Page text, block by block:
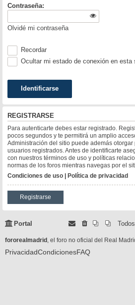
Contraseña:
Olvidé mi contraseña
Recordar
Ocultar mi estado de conexión en esta
REGISTRARSE
Para autenticarte debes estar registrado.
pocos segundos y te permitirá un amplio
Administración del sitio puede además
usuarios registrados. Antes de identificarte
con nuestros términos de uso y políticas
normas de los foros mientras navegas por el
Condiciones de uso | Política de privacidad
Registrarse
Portal
fororealmadrid , el foro no oficial del Real
PrivacidadCondicionesFAQ